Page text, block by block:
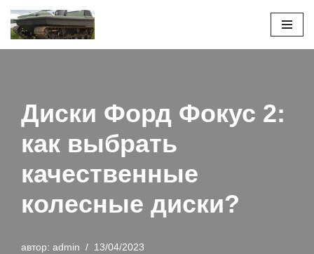
Перейти
Диски Форд Фокус 2:
как выбрать
качественные
колесные диски?
автор: admin 13/04/2023